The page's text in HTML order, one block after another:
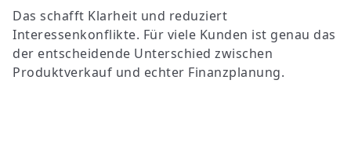
Das schafft Klarheit und reduziert
Interessenkonflikte. Für viele Kunden ist genau das
der entscheidende Unterschied zwischen
Produktverkauf und echter Finanzplanung.